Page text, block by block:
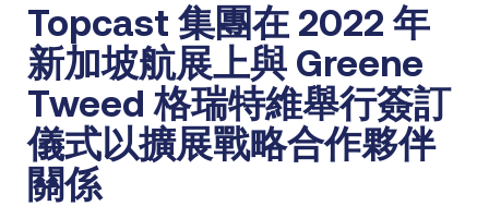
分銷
MRO服務
關於我們
Topcast 集團在 2022 年
新加坡航展上與 Greene
Tweed 格瑞特維舉行簽訂
儀式以擴展戰略合作夥伴
關係